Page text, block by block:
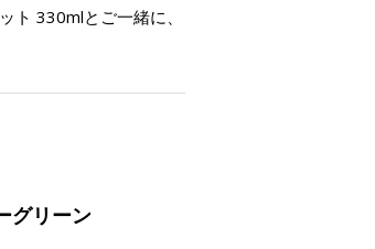
330mlとご一緒に、
グリーン